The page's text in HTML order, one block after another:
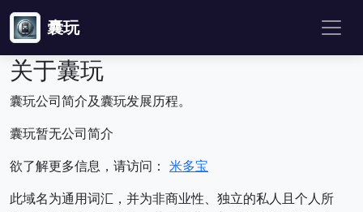
囊玩
关于囊玩
囊玩公司简介及囊玩发展历程。
囊玩暂无公司简介
欲了解更多信息，请访问： 米多宝
此域名为通用词汇，并为非商业性、独立的私人且个人所